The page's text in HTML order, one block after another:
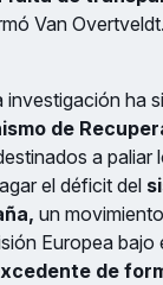
Van
investigación ha
de
a paliar
el déficit del
un
Europea bajo
de